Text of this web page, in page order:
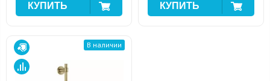
В наличии